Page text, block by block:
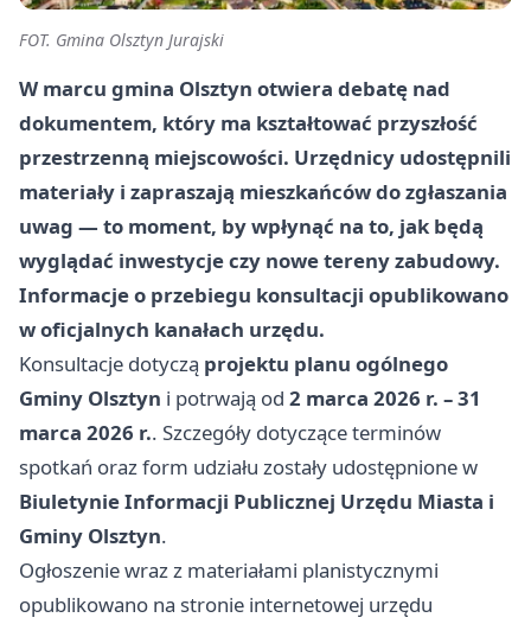
FOT. Gmina Olsztyn Jurajski
W marcu gmina Olsztyn otwiera debatę nad
dokumentem, który ma kształtować przyszłość
przestrzenną miejscowości. Urzędnicy udostępnili
materiały i zapraszają mieszkańców do zgłaszania
uwag — to moment, by wpłynąć na to, jak będą
wyglądać inwestycje czy nowe tereny zabudowy.
Informacje o przebiegu konsultacji opublikowano
w oficjalnych kanałach urzędu.
Konsultacje dotyczą projektu planu ogólnego
Gminy Olsztyn i potrwają od 2 marca 2026 r. – 31
marca 2026 r.. Szczegóły dotyczące terminów
spotkań oraz form udziału zostały udostępnione w
Biuletynie Informacji Publicznej Urzędu Miasta i
Gminy Olsztyn.
Ogłoszenie wraz z materiałami planistycznymi
opublikowano na stronie internetowej urzędu